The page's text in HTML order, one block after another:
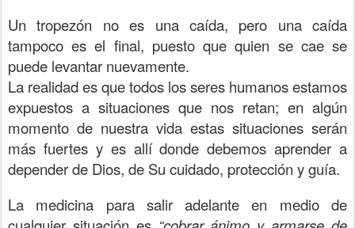
Un tropezón no es una caída, pero una caída
tampoco es el final, puesto que quien se cae se
puede levantar nuevamente.
La realidad es que todos los seres humanos estamos
expuestos a situaciones que nos retan; en algún
momento de nuestra vida estas situaciones serán
más fuertes y es allí donde debemos aprender a
depender de Dios, de Su cuidado, protección y guía.
La medicina para salir adelante en medio de